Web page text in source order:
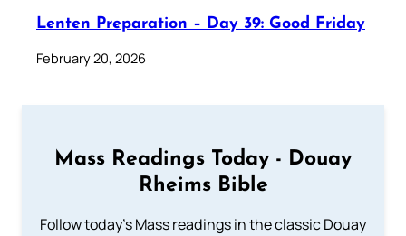
Lenten Preparation – Day 39: Good Friday
February 20, 2026
Mass Readings Today - Douay
Rheims Bible
Follow today's Mass readings in the classic Douay